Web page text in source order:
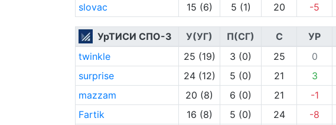
slovac
15 (6) 5 (1) 20 -5
УрТИСИ СПО-3 У(УГ) П(СГ) С УР
twinkle
25 (19) 3 (0) 25 0
surprise
24 (12) 5 (0) 21 3
mazzam
20 (8) 6 (0) 21 -1
Fartik
16 (8) 5 (0) 24 -8